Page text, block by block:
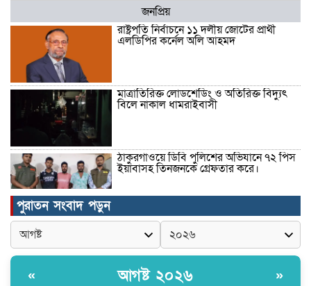
জনপ্রিয়
রাষ্ট্রপতি নির্বাচনে ১১ দলীয় জোটের প্রার্থী
এলডিপির কর্নেল অলি আহমদ
মাত্রাতিরিক্ত লোডশেডিং ও অতিরিক্ত বিদ্যুৎ
বিলে নাকাল ধামরাইবাসী
ঠাকুরগাঁওয়ে ডিবি পুলিশের অভিযানে ৭২ পিস
ইয়াবাসহ তিনজনকে গ্রেফতার করে।
উদ্বোধন হলো রানীশংকৈল উপজেলা মডেল
মসজিদ।
পুরাতন সংবাদ পড়ুন
« আগষ্ট ২০২৬ »